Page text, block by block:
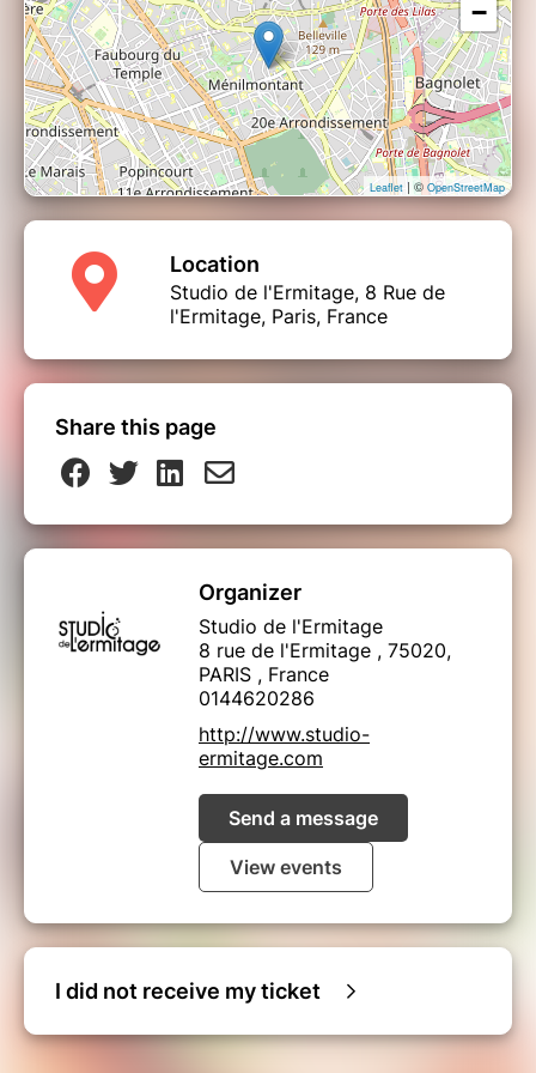
−
Leaflet | © OpenStreetMap
Location
Studio de l'Ermitage, 8 Rue de
l'Ermitage, Paris, France
Share this page
Organizer
Studio de l'Ermitage
8 rue de l'Ermitage , 75020,
PARIS , France
0144620286
http://www.studio-
ermitage.com
Send a message
View events
I did not receive my ticket